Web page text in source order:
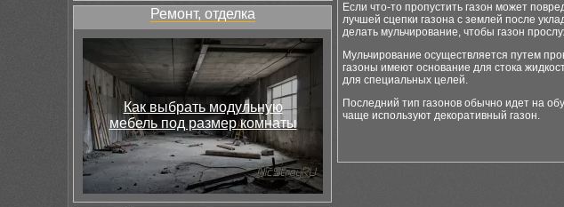
Ремонт, отделка
Как выбрать модульную
мебель под размер комнаты
Если что-то пропустить газон может
лучшей сцепки газона с землей после
делать мульчирование, чтобы газон
Мульчирование осуществляется путем
газоны имеют основание для стока
для специальных целей.
Последний тип газонов обычно идет на
чаще используют декоративный газон.